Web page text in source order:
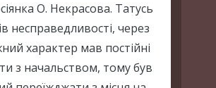
О. Некрасова. Татусь
несправедливості, через
характер мав постійні
з начальством, тому був